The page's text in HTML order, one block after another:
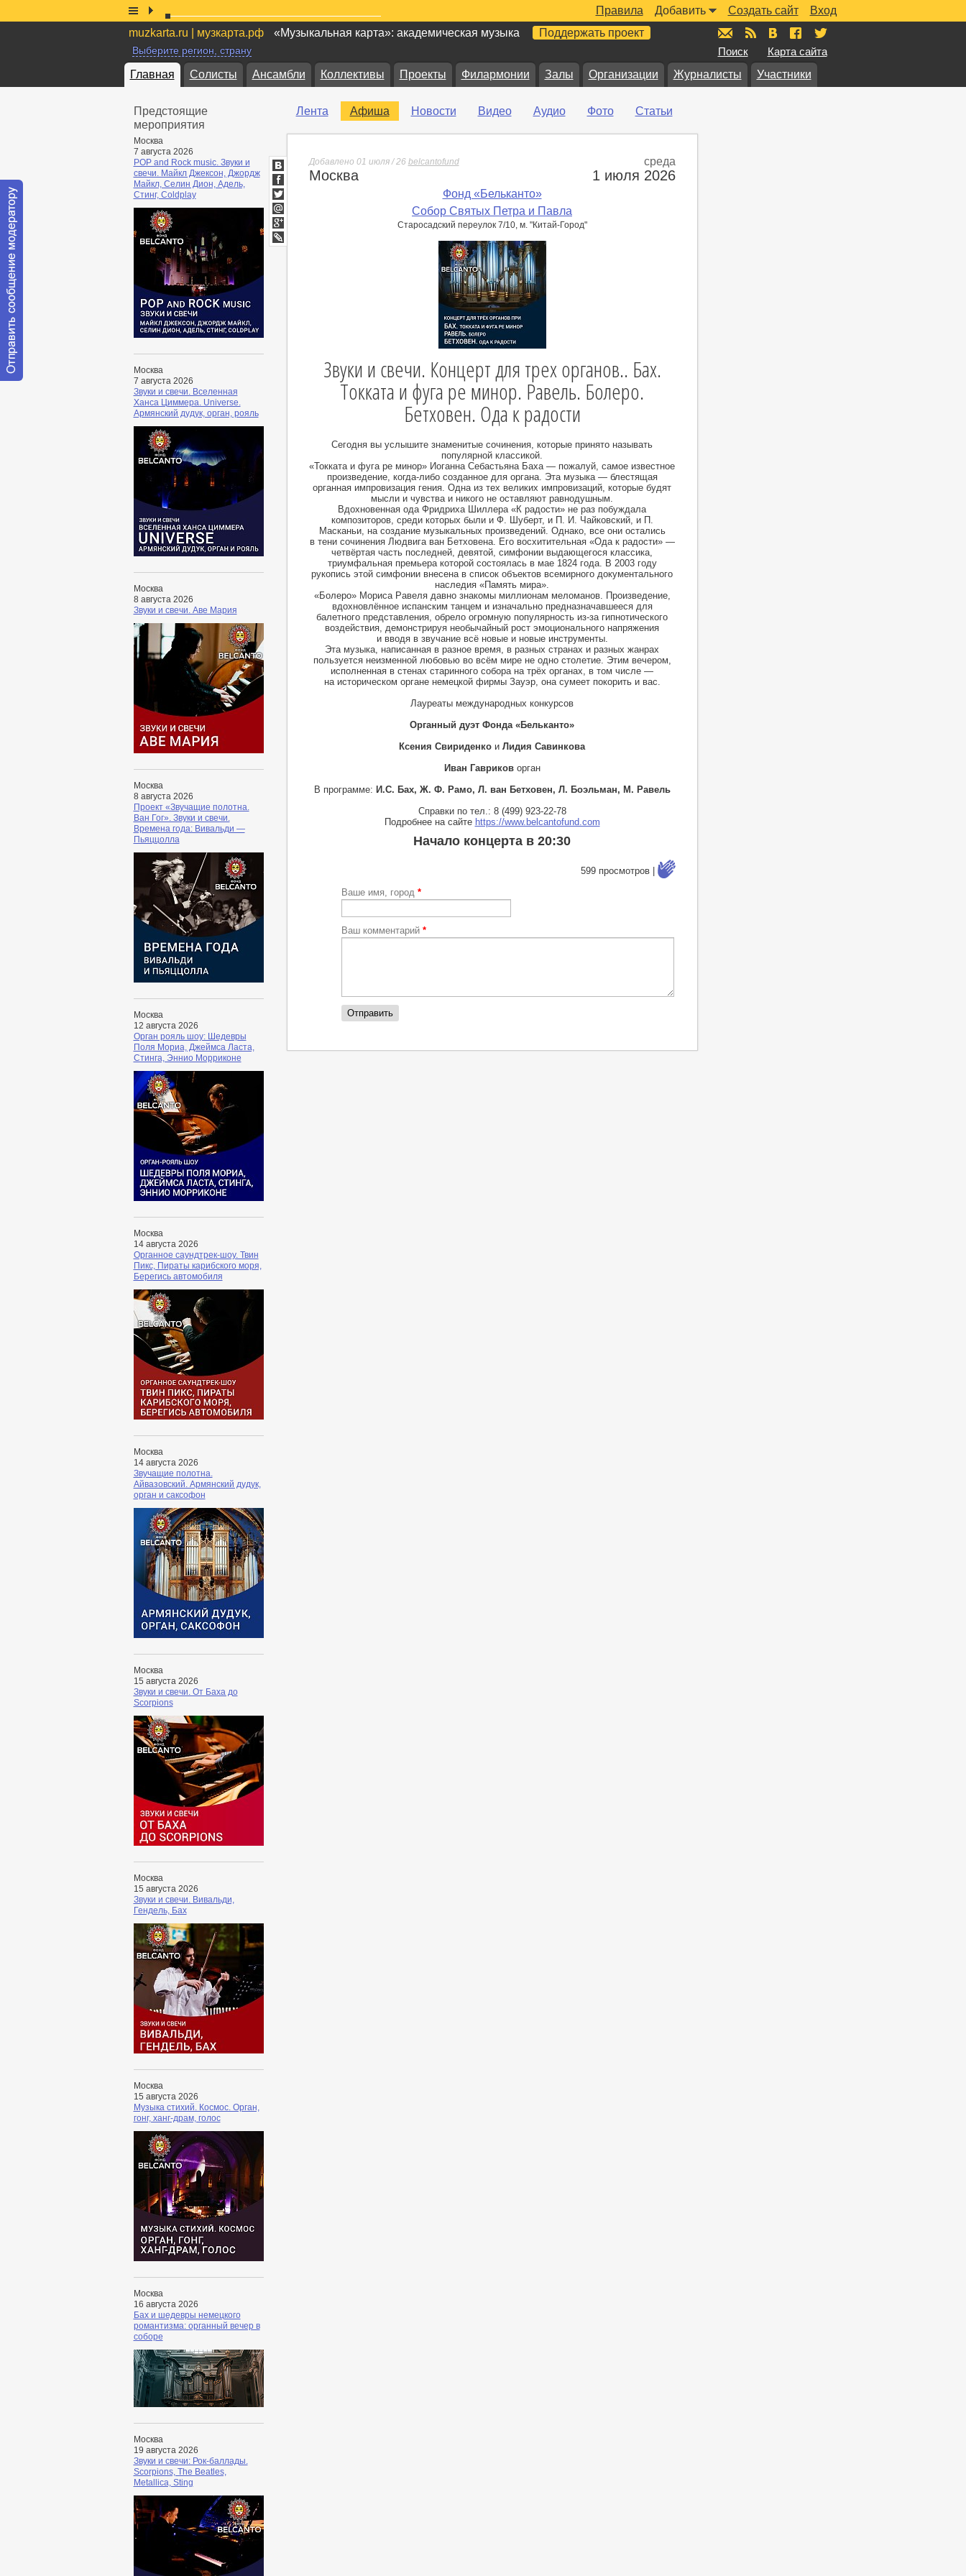
Вход
Создать сайт
Добавить
Правила
muzkarta.ru | музкарта.рф
«Музыкальная карта»: академическая музыка Поддержать проект
Выберите регион, страну Поиск Карта сайта
Главная Солисты Ансамбли Коллективы Проекты Филармонии Залы Организации Журналисты Участники
Предстоящие
мероприятия
Москва
7 августа 2026
POP and Rock music. Звуки и
свечи. Майкл Джексон, Джордж
Майкл, Селин Дион, Адель,
Стинг, Coldplay
Москва
7 августа 2026
Звуки и свечи. Вселенная
Ханса Циммера. Universe.
Армянский дудук, орган, рояль
Москва
8 августа 2026
Звуки и свечи. Аве Мария
Москва
8 августа 2026
Проект «Звучащие полотна.
Ван Гог». Звуки и свечи.
Времена года: Вивальди —
Пьяццолла
Москва
12 августа 2026
Орган рояль шоу: Шедевры
Поля Мориа, Джеймса Ласта,
Стинга, Эннио Морриконе
Москва
14 августа 2026
Органное саундтрек-шоу. Твин
Пикс, Пираты карибского моря,
Берегись автомобиля
Москва
14 августа 2026
Звучащие полотна.
Айвазовский. Армянский дудук,
орган и саксофон
Москва
15 августа 2026
Звуки и свечи. От Баха до
Scorpions
Москва
15 августа 2026
Звуки и свечи. Вивальди,
Гендель, Бах
Москва
15 августа 2026
Музыка стихий. Космос. Орган,
гонг, ханг-драм, голос
Москва
16 августа 2026
Бах и шедевры немецкого
романтизма: органный вечер в
соборе
Москва
19 августа 2026
Звуки и свечи: Рок-баллады.
Scorpions, The Beatles,
Metallica, Sting
Лента Афиша Новости Видео Аудио Фото Статьи
Добавлено 01 июля / 26 belcantofund среда
Москва 1 июля 2026
Фонд «Бельканто»
Собор Святых Петра и Павла
Старосадский переулок 7/10, м. "Китай-Город"
Звуки и свечи. Концерт для трех органов.. Бах.
Токката и фуга ре минор. Равель. Болеро.
Бетховен. Ода к радости
Сегодня вы услышите знаменитые сочинения, которые принято называть
популярной классикой.
«Токката и фуга ре минор» Иоганна Себастьяна Баха — пожалуй, самое известное
произведение, когда-либо созданное для органа. Эта музыка — блестящая
органная импровизация гения. Одна из тех великих импровизаций, которые будят
мысли и чувства и никого не оставляют равнодушным.
Вдохновенная ода Фридриха Шиллера «К радости» не раз побуждала
композиторов, среди которых были и Ф. Шуберт, и П. И. Чайковский, и П.
Масканьи, на создание музыкальных произведений. Однако, все они остались
в тени сочинения Людвига ван Бетховена. Его восхитительная «Ода к радости» —
четвёртая часть последней, девятой, симфонии выдающегося классика,
триумфальная премьера которой состоялась в мае 1824 года. В 2003 году
рукопись этой симфонии внесена в список объектов всемирного документального
наследия «Память мира».
«Болеро» Мориса Равеля давно знакомы миллионам меломанов. Произведение,
вдохновлённое испанским танцем и изначально предназначавшееся для
балетного представления, обрело огромную популярность из-за гипнотического
воздействия, демонстрируя необычайный рост эмоционального напряжения
и вводя в звучание всё новые и новые инструменты.
Эта музыка, написанная в разное время, в разных странах и разных жанрах
пользуется неизменной любовью во всём мире не одно столетие. Этим вечером,
исполненная в стенах старинного собора на трёх органах, в том числе —
на историческом органе немецкой фирмы Зауэр, она сумеет покорить и вас.
Лауреаты международных конкурсов
Органный дуэт Фонда «Бельканто»
Ксения Свириденко и Лидия Савинкова
Иван Гавриков орган
В программе: И.С. Бах, Ж. Ф. Рамо, Л. ван Бетховен, Л. Боэльман, М. Равель
Справки по тел.: 8 (499) 923-22-78
Подробнее на сайте https://www.belcantofund.com
Начало концерта в 20:30
ВКонтакте
Facebook
Twitter
Мой
Мир
Google+
lj
599 просмотров |
Ваше имя, город *
Ваш комментарий *